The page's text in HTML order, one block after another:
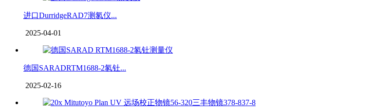
进口DurridgeRAD7测氡仪...
2025-04-01
德国SARADRTM1688-2氡钍...
2025-02-16